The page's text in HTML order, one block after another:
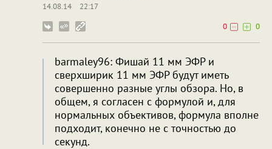
14.08.14
22:17
0
0
barmaley96: Фишай 11 мм ЭФР и
сверхширик 11 мм ЭФР будут иметь
совершенно разные углы обзора. Но, в
общем, я согласен с формулой и, для
нормальных объективов, формула вполне
подходит, конечно не с точностью до
секунд.